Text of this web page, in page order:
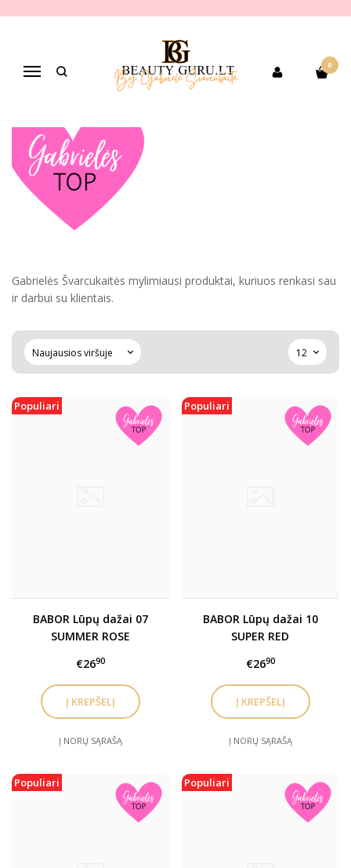
Navigacija
0
GABRIELĖS TOP PRODUKTAI
Gabrielės TOP produktai
Gabrielės Švarcukaitės mylimiausi produktai, kuriuos renkasi sau
ir darbui su klientais.
Populiari
BABOR Lūpų dažai 07
SUMMER ROSE
€2690
Į NORŲ SĄRAŠĄ
Populiari
BABOR Lūpų dažai 10
SUPER RED
€2690
Į NORŲ SĄRAŠĄ
Populiari Populiari